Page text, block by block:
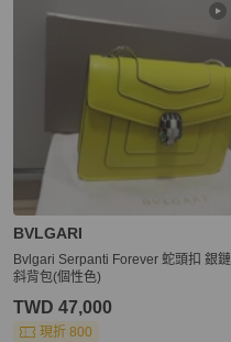
BVLGARI
Bvlgari Serpanti Forever 蛇頭扣 銀鏈
斜背包(個性色)
TWD 47,000
現折 800